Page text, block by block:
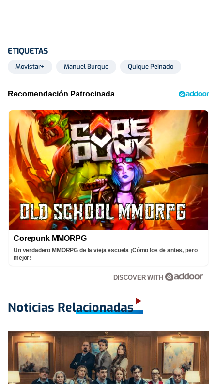
ETIQUETAS
Movistar+ Manuel Burque Quique Peinado
Corepunk MMORPG
Un verdadero MMORPG de la vieja escuela ¡Cómo los de antes, pero
mejor!
DISCOVER WITH
Noticias Relacionadas